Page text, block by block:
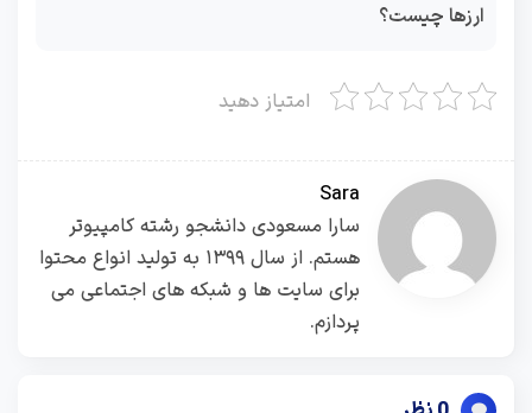
ارزها چیست؟
امتیاز دهید
Sara
سارا مسعودی دانشجو رشته کامپیوتر
هستم. از سال ۱۳۹۹ به تولید انواع محتوا
برای سایت ها و شبکه های اجتماعی می
پردازم.